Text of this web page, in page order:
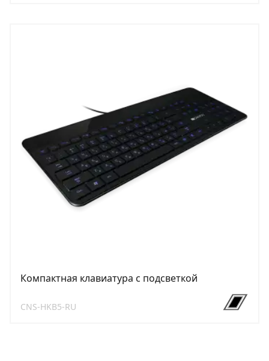
Компактная клавиатура с подсветкой
CNS-HKB5-RU